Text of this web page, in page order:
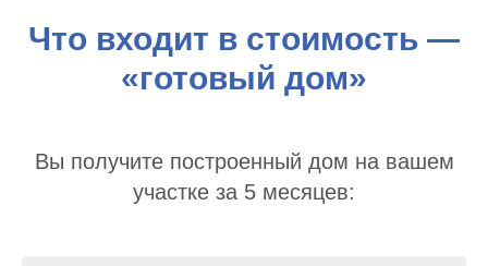
Что входит в стоимость —
«готовый дом»
Вы получите построенный дом на вашем
участке за 5 месяцев: